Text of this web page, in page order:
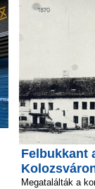
Felbukkant
Megatalálták a